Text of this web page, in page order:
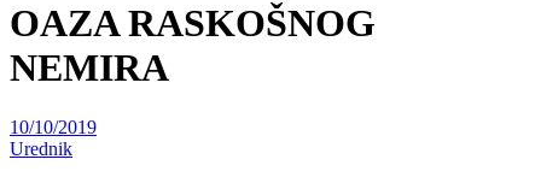
OAZA RASKOŠNOG
NEMIRA
10/10/2019
Urednik